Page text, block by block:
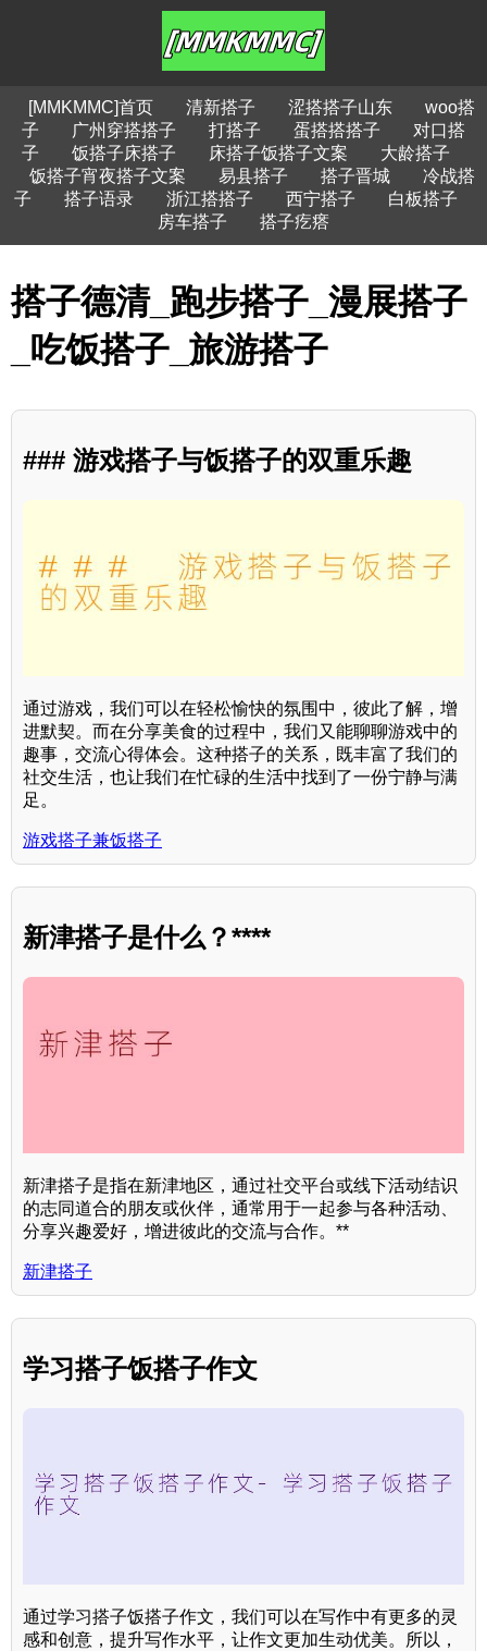
[MMKMMC]首页 清新搭子 涩搭搭子山东
woo搭
子
广州穿搭搭子 打搭子 蛋搭搭搭子
对口搭
子
饭搭子床搭子 床搭子饭搭子文案
大龄搭子
饭搭子宵夜搭子文案
易县搭子 搭子晋城
冷战搭
子
搭子语录 浙江搭搭子 西宁搭子
白板搭子
房车搭子
搭子疙瘩
搭子德清_跑步搭子_漫展搭子
_吃饭搭子_旅游搭子
### 游戏搭子与饭搭子的双重乐趣
通过游戏，我们可以在轻松愉快的氛围中，彼此了解，增
进默契。而在分享美食的过程中，我们又能聊聊游戏中的
趣事，交流心得体会。这种搭子的关系，既丰富了我们的
社交生活，也让我们在忙碌的生活中找到了一份宁静与满
足。
游戏搭子兼饭搭子
新津搭子是什么？****
新津搭子是指在新津地区，通过社交平台或线下活动结识
的志同道合的朋友或伙伴，通常用于一起参与各种活动、
分享兴趣爱好，增进彼此的交流与合作。**
新津搭子
学习搭子饭搭子作文
通过学习搭子饭搭子作文，我们可以在写作中有更多的灵
感和创意，提升写作水平，让作文更加生动优美。所以，